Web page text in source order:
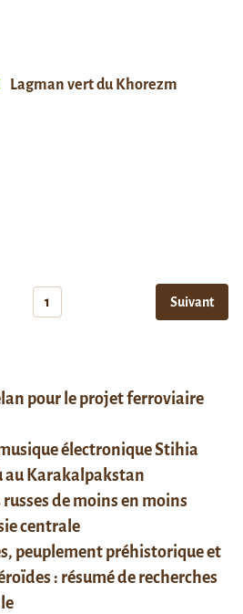
Lagman vert du Khorezm
1 Suivant
pour le projet ferroviaire
électronique Stihia
au Karakalpakstan
de moins en moins
centrale
peuplement préhistorique et
: résumé de recherches